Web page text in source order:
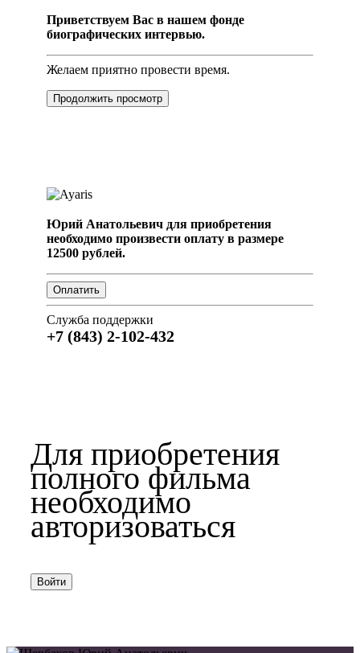
Приветствуем Вас в нашем фонде
биографических интервью.
Желаем приятно провести время.
Продолжить просмотр
Юрий Анатольевич для приобретения
необходимо произвести оплату в размере
12500 рублей.
Служба поддержки
+7 (843) 2-102-432
Для приобретения
полного фильма
необходимо
авторизоваться
Войти